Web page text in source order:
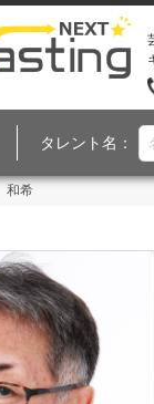
タレント名：
和希